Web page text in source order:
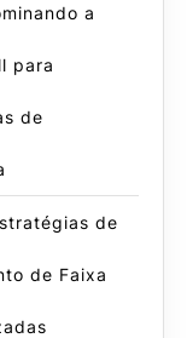
a
para
de
de
de Faixa